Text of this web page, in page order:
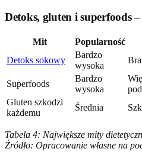
Detoks, gluten i superfoods
Mit Popularność
Detoks sokowy
Bardzo
wysoka
Superfoods
Bardzo
wysoka
Gluten szkodzi
każdemu
Średnia
Tabela 4: Największe mity
Źródło: Opracowanie własne na